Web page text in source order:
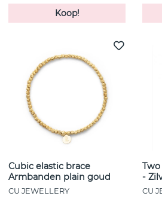
Koop!
Cubic elastic brace
Armbanden plain goud
CU JEWELLERY
-
CU